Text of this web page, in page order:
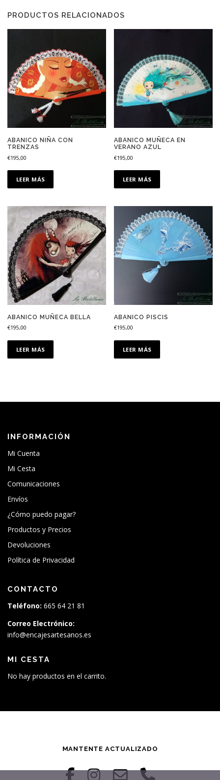
PRODUCTOS RELACIONADOS
ABANICO NIÑA CON
TRENZAS
€195,00
LEER MÁS
ABANICO MUÑECA EN
VERANO AZUL
€195,00
LEER MÁS
ABANICO MUÑECA BELLA
€195,00
LEER MÁS
ABANICO PISCIS
€195,00
LEER MÁS
INFORMACIÓN
Mi Cuenta
Mi Cesta
Comunicaciones
Envíos
¿Cómo puedo pagar?
Productos y Precios
Devoluciones
Política de Privacidad
CONTACTO
Teléfono: 665 64 21 81
Correo Electrónico:
info@encajesartesanos.es
MI CESTA
No hay productos en el carrito.
MANTENTE ACTUALIZADO